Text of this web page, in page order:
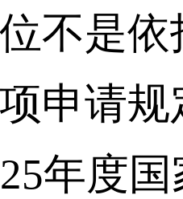
不是
项申请
年度